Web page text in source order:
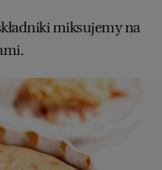
miksujemy na